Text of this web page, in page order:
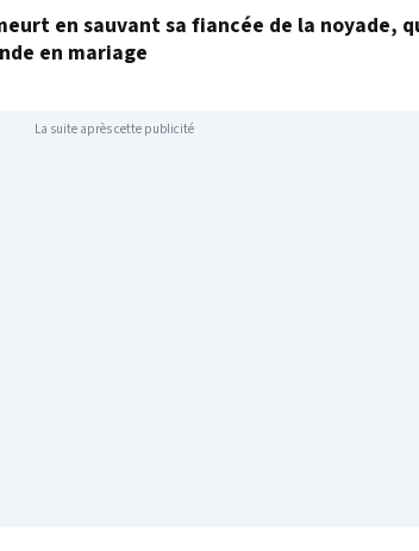
en sauvant sa fiancée de la noyade,
en mariage
La suite après cette publicité